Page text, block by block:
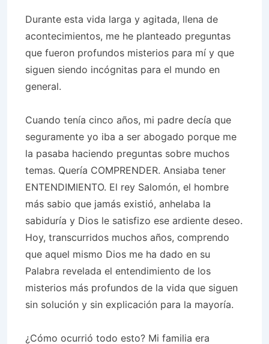
Durante esta vida larga y agitada, llena de
acontecimientos, me he planteado preguntas
que fueron profundos misterios para mí y que
siguen siendo incógnitas para el mundo en
general.
Cuando tenía cinco años, mi padre decía que
seguramente yo iba a ser abogado porque me
la pasaba haciendo preguntas sobre muchos
temas. Quería COMPRENDER. Ansiaba tener
ENTENDIMIENTO. El rey Salomón, el hombre
más sabio que jamás existió, anhelaba la
sabiduría y Dios le satisfizo ese ardiente deseo.
Hoy, transcurridos muchos años, comprendo
que aquel mismo Dios me ha dado en su
Palabra revelada el entendimiento de los
misterios más profundos de la vida que siguen
sin solución y sin explicación para la mayoría.
¿Cómo ocurrió todo esto? Mi familia era